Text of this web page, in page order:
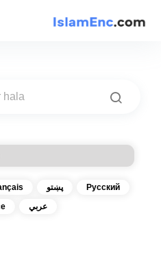
پښتو
Русский
عربي